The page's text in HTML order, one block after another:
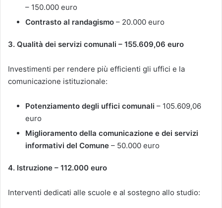
– 150.000 euro
Contrasto al randagismo – 20.000 euro
3. Qualità dei servizi comunali – 155.609,06 euro
Investimenti per rendere più efficienti gli uffici e la
comunicazione istituzionale:
Potenziamento degli uffici comunali – 105.609,06
euro
Miglioramento della comunicazione e dei servizi
informativi del Comune – 50.000 euro
4. Istruzione – 112.000 euro
Interventi dedicati alle scuole e al sostegno allo studio: